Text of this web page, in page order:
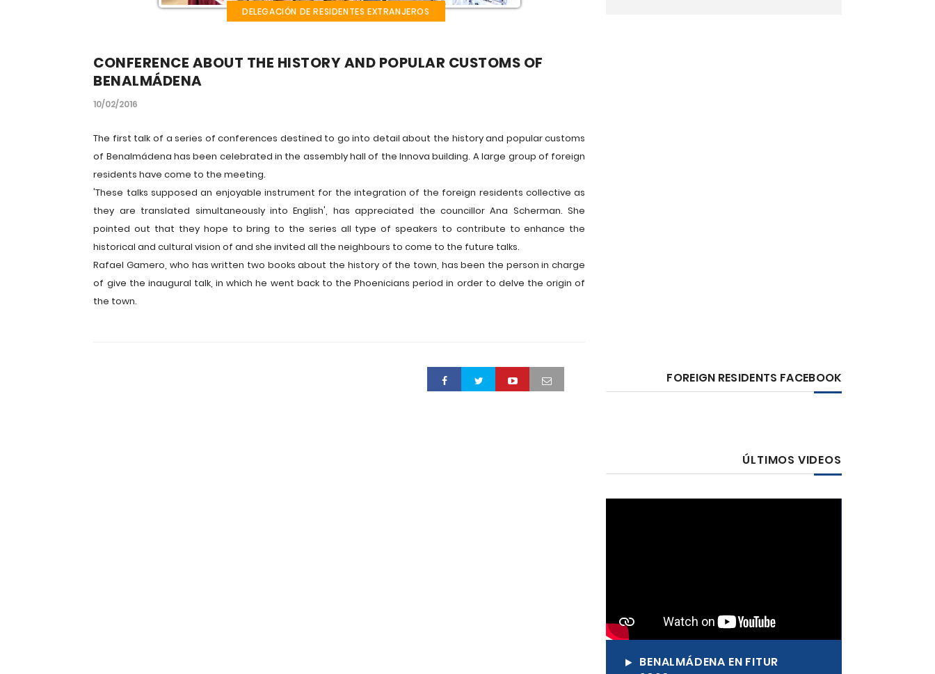
DELEGACIÓN DE RESIDENTES EXTRANJEROS
CONFERENCE ABOUT THE HISTORY AND POPULAR CUSTOMS OF
BENALMÁDENA
10/02/2016
The first talk of a series of conferences destined to go into detail about the history and popular customs
of Benalmádena has been celebrated in the assembly hall of the Innova building. A large group of foreign
residents have come to the meeting.
'These talks supposed an enjoyable instrument for the integration of the foreign residents collective as
they are translated simultaneously into English', has appreciated the councillor Ana Scherman. She
pointed out that they hope to bring to the series all type of speakers to contribute to enhance the
historical and cultural vision of and she invited all the neighbours to come to the future talks.
Rafael Gamero, who has written two books about the history of the town, has been the person in charge
of give the inaugural talk, in which he went back to the Phoenicians period in order to delve the origin of
the town.
FOREIGN RESIDENTS FACEBOOK
ÚLTIMOS VIDEOS
BENALMÁDENA EN FITUR